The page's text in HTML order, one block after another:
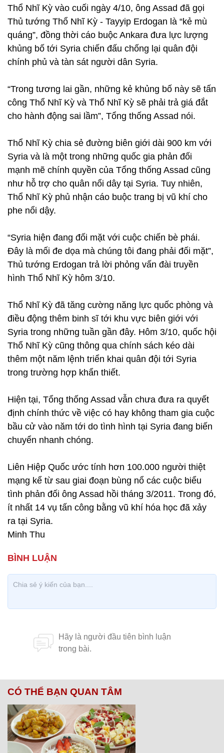
Thổ Nhĩ Kỳ vào cuối ngày 4/10, ông Assad đã gọi
Thủ tướng Thổ Nhĩ Kỳ - Tayyip Erdogan là “kẻ mù
quáng”, đồng thời cáo buộc Ankara đưa lực lượng
khủng bố tới Syria chiến đấu chống lại quân đội
chính phủ và tàn sát người dân Syria.
“Trong tương lai gần, những kẻ khủng bố này sẽ tấn
công Thổ Nhĩ Kỳ và Thổ Nhĩ Kỳ sẽ phải trả giá đắt
cho hành động sai lầm”, Tổng thống Assad nói.
Thổ Nhĩ Kỳ chia sẻ đường biên giới dài 900 km với
Syria và là một trong những quốc gia phản đối
mạnh mẽ chính quyền của Tổng thống Assad cũng
như hỗ trợ cho quân nổi dây tại Syria. Tuy nhiên,
Thổ Nhĩ Kỳ phủ nhận cáo buộc trang bị vũ khí cho
phe nổi dậy.
“Syria hiện đang đối mặt với cuộc chiến bè phái.
Đây là mối đe dọa mà chúng tôi đang phải đối mặt”,
Thủ tướng Erdogan trả lời phỏng vấn đài truyền
hình Thổ Nhĩ Kỳ hôm 3/10.
Thổ Nhĩ Kỳ đã tăng cường năng lực quốc phòng và
điều động thêm binh sĩ tới khu vực biên giới với
Syria trong những tuần gần đây. Hôm 3/10, quốc hội
Thổ Nhĩ Kỳ cũng thông qua chính sách kéo dài
thêm một năm lệnh triển khai quân đội tới Syria
trong trường hợp khẩn thiết.
Hiện tại, Tổng thống Assad vẫn chưa đưa ra quyết
định chính thức về việc có hay không tham gia cuộc
bầu cử vào năm tới do tình hình tại Syria đang biến
chuyển nhanh chóng.
Liên Hiệp Quốc ước tính hơn 100.000 người thiệt
mạng kể từ sau giai đoạn bùng nổ các cuộc biểu
tình phản đối ông Assad hồi tháng 3/2011. Trong đó,
ít nhất 14 vụ tấn công bằng vũ khí hóa học đã xảy
ra tại Syria.
Minh Thu
CÓ THỂ BẠN QUAN TÂM